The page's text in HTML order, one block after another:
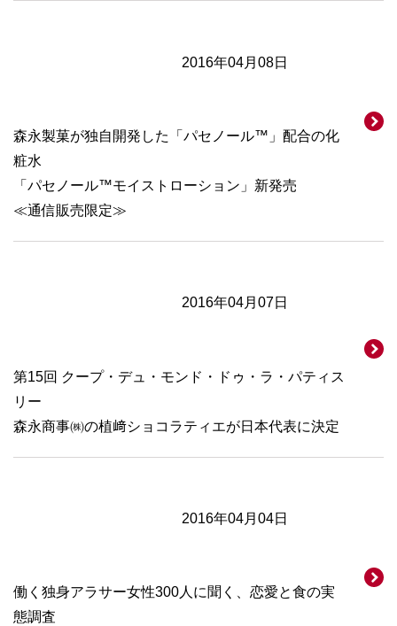
2016年04月08日
森永製菓が独自開発した「パセノール™」配合の化
粧水
「パセノール™モイストローション」新発売
≪通信販売限定≫
2016年04月07日
第15回 クープ・デュ・モンド・ドゥ・ラ・パティス
リー
森永商事㈱の植﨑ショコラティエが日本代表に決定
2016年04月04日
働く独身アラサー女性300人に聞く、恋愛と食の実
態調査